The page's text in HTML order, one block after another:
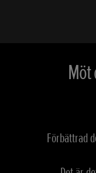
Möt
Förbättrad